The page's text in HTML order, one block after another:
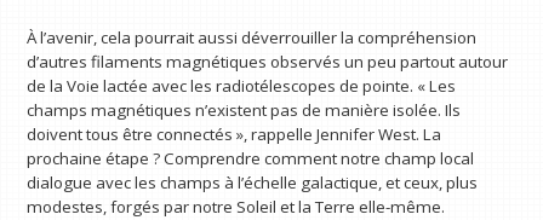
À l’avenir, cela pourrait aussi déverrouiller la compréhension
d’autres filaments magnétiques observés un peu partout autour
de la Voie lactée avec les radiotélescopes de pointe. « Les
champs magnétiques n’existent pas de manière isolée. Ils
doivent tous être connectés », rappelle Jennifer West. La
prochaine étape ? Comprendre comment notre champ local
dialogue avec les champs à l’échelle galactique, et ceux, plus
modestes, forgés par notre Soleil et la Terre elle-même.